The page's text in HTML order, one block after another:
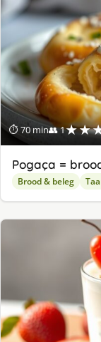
⏱ 70 min👥 1
Pogaça =
Brood & beleg